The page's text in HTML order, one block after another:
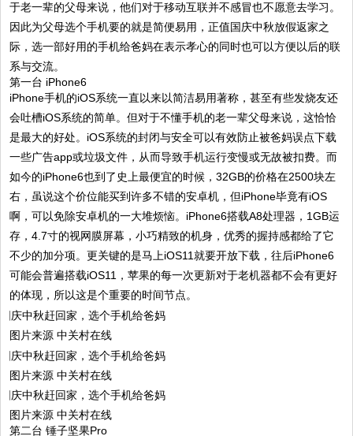
于老一辈的父母来说，他们对于移动互联并不感冒也不愿意去学习。
因此为父母选个手机要的就是简便易用，正值国庆中秋放假返家之
际，选一部好用的手机给爸妈在表示孝心的同时也可以方便以后的联
系与交流。
第一台 iPhone6
iPhone手机的iOS系统一直以来以简洁易用著称，甚至有些发烧友还
会吐槽iOS系统的简单。但对于不懂手机的老一辈父母来说，这恰恰
是最大的好处。iOS系统的封闭与安全可以有效防止被爸妈误点下载
一些广告app或垃圾文件，从而导致手机运行变慢或无故被扣费。而
如今的iPhone6也到了史上最便宜的时候，32GB的价格在2500块左
右，虽说这个价位能买到许多不错的安卓机，但iPhone毕竟有iOS
啊，可以免除安卓机的一大堆烦恼。iPhone6搭载A8处理器，1GB运
存，4.7寸的视网膜屏幕，小巧精致的机身，优秀的握持感都给了它
不少的加分项。更关键的是马上iOS11就要开放下载，往后iPhone6
可能会普遍搭载iOS11，苹果的每一次更新对于老机器都不会有更好
的体现，所以这是个重要的时间节点。
图片来源 中关村在线
图片来源 中关村在线
图片来源 中关村在线
第二台 锤子坚果Pro